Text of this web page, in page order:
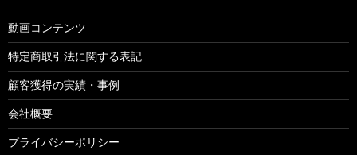
動画コンテンツ
特定商取引法に関する表記
顧客獲得の実績・事例
会社概要
プライバシーポリシー